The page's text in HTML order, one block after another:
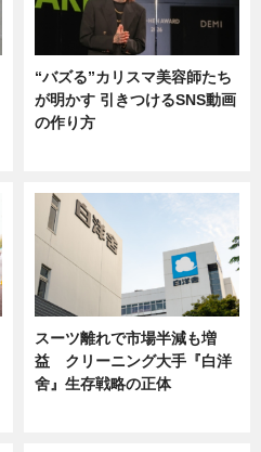
“バズる”カリスマ美容師たち
が明かす 引きつけるSNS動画
の作り方
スーツ離れで市場半減も増
益 クリーニング大手『白洋
舍』生存戦略の正体